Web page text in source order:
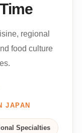
regional
food culture
JAPAN
Specialties